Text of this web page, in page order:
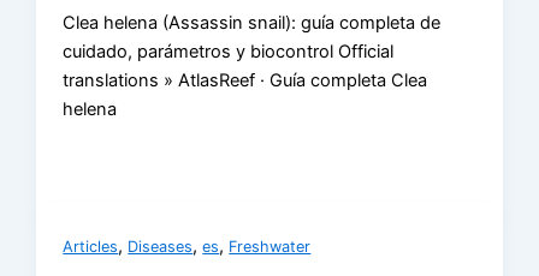
Clea helena (Assassin snail): guía completa de
cuidado, parámetros y biocontrol Official
translations » AtlasReef · Guía completa Clea
helena
Articles, Diseases,es, Freshwater